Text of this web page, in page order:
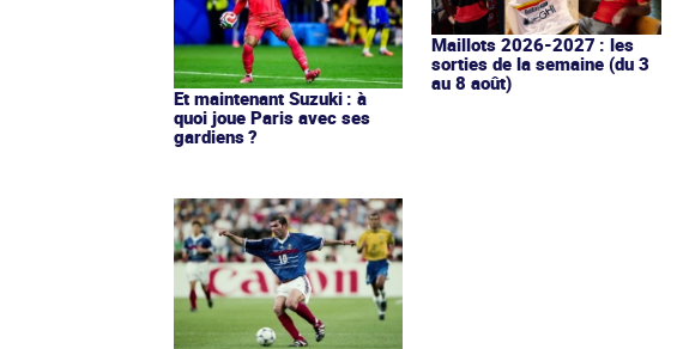
Et maintenant Suzuki : à
quoi joue Paris avec ses
gardiens ?
Maillots 2026-2027 : les
sorties de la semaine (du 3
au 8 août)